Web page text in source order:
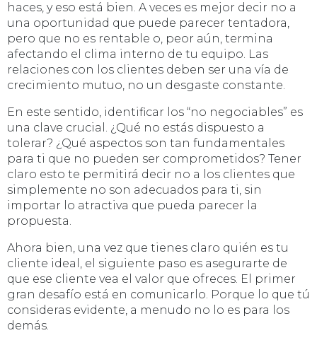
haces, y eso está bien. A veces es mejor decir no a
una oportunidad que puede parecer tentadora,
pero que no es rentable o, peor aún, termina
afectando el clima interno de tu equipo. Las
relaciones con los clientes deben ser una vía de
crecimiento mutuo, no un desgaste constante.
En este sentido, identificar los “no negociables” es
una clave crucial. ¿Qué no estás dispuesto a
tolerar? ¿Qué aspectos son tan fundamentales
para ti que no pueden ser comprometidos? Tener
claro esto te permitirá decir no a los clientes que
simplemente no son adecuados para ti, sin
importar lo atractiva que pueda parecer la
propuesta.
Ahora bien, una vez que tienes claro quién es tu
cliente ideal, el siguiente paso es asegurarte de
que ese cliente vea el valor que ofreces. El primer
gran desafío está en comunicarlo. Porque lo que tú
consideras evidente, a menudo no lo es para los
demás.